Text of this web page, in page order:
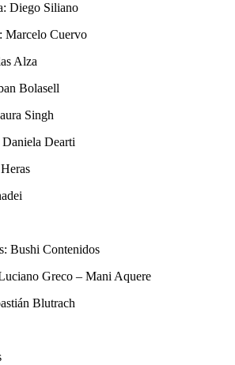
Diego Siliano
Marcelo Cuervo
Alza
Bolasell
Singh
Dearti
Bushi Contenidos
Greco – Mani Aquere
Blutrach